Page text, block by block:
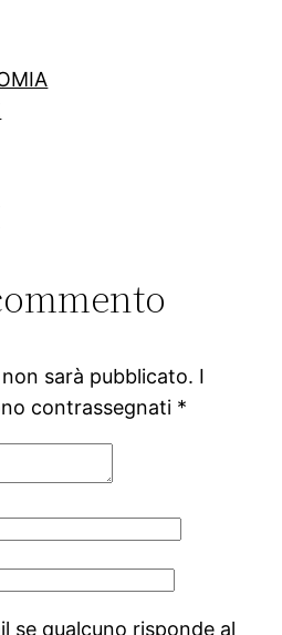
sarà pubblicato. I
contrassegnati *
se qualcuno risponde al